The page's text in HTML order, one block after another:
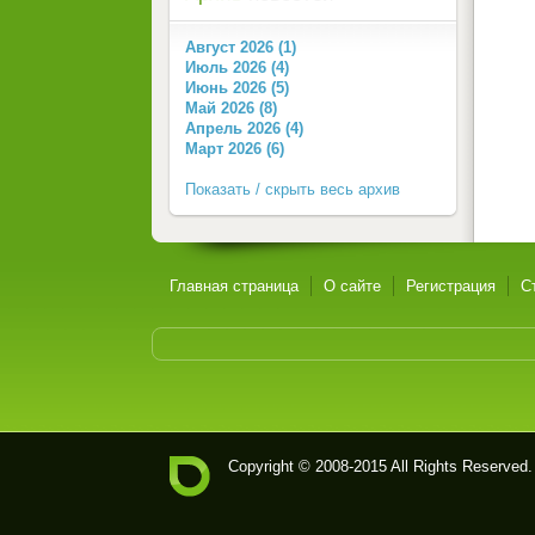
Август 2026 (1)
Июль 2026 (4)
Июнь 2026 (5)
Май 2026 (8)
Апрель 2026 (4)
Март 2026 (6)
Показать / скрыть весь архив
Главная страница О сайте Регистрация
Copyright © 2008-2015 All Rights Reserved.